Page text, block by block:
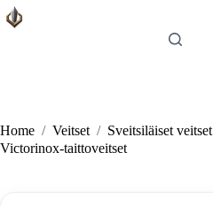
Skip
to
Home / Veitset / Sveitsiläiset veitset
Victorinox-taittoveitset